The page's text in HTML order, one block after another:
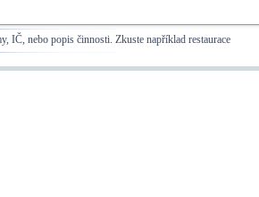
IČ, nebo popis činnosti. Zkuste například restaurace